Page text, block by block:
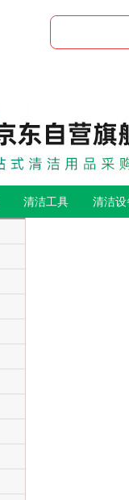
清洁工具 清洁设